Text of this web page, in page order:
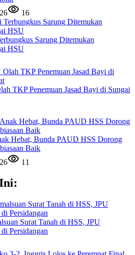
16
Sarung Ditemukan
HSU
TKP Penemuan Jasad Bayi di Sungai
Hebat, Bunda PAUD HSS Dorong
Baik
11
Surat Tanah di HSS, JPU
Persidangan